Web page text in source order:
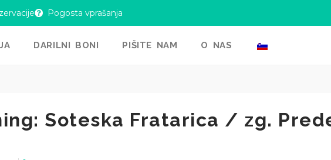
Pogosta vprašanja
DARILNI BONI PIŠITE NAM O NAS
Soteska Fratarica / zg.